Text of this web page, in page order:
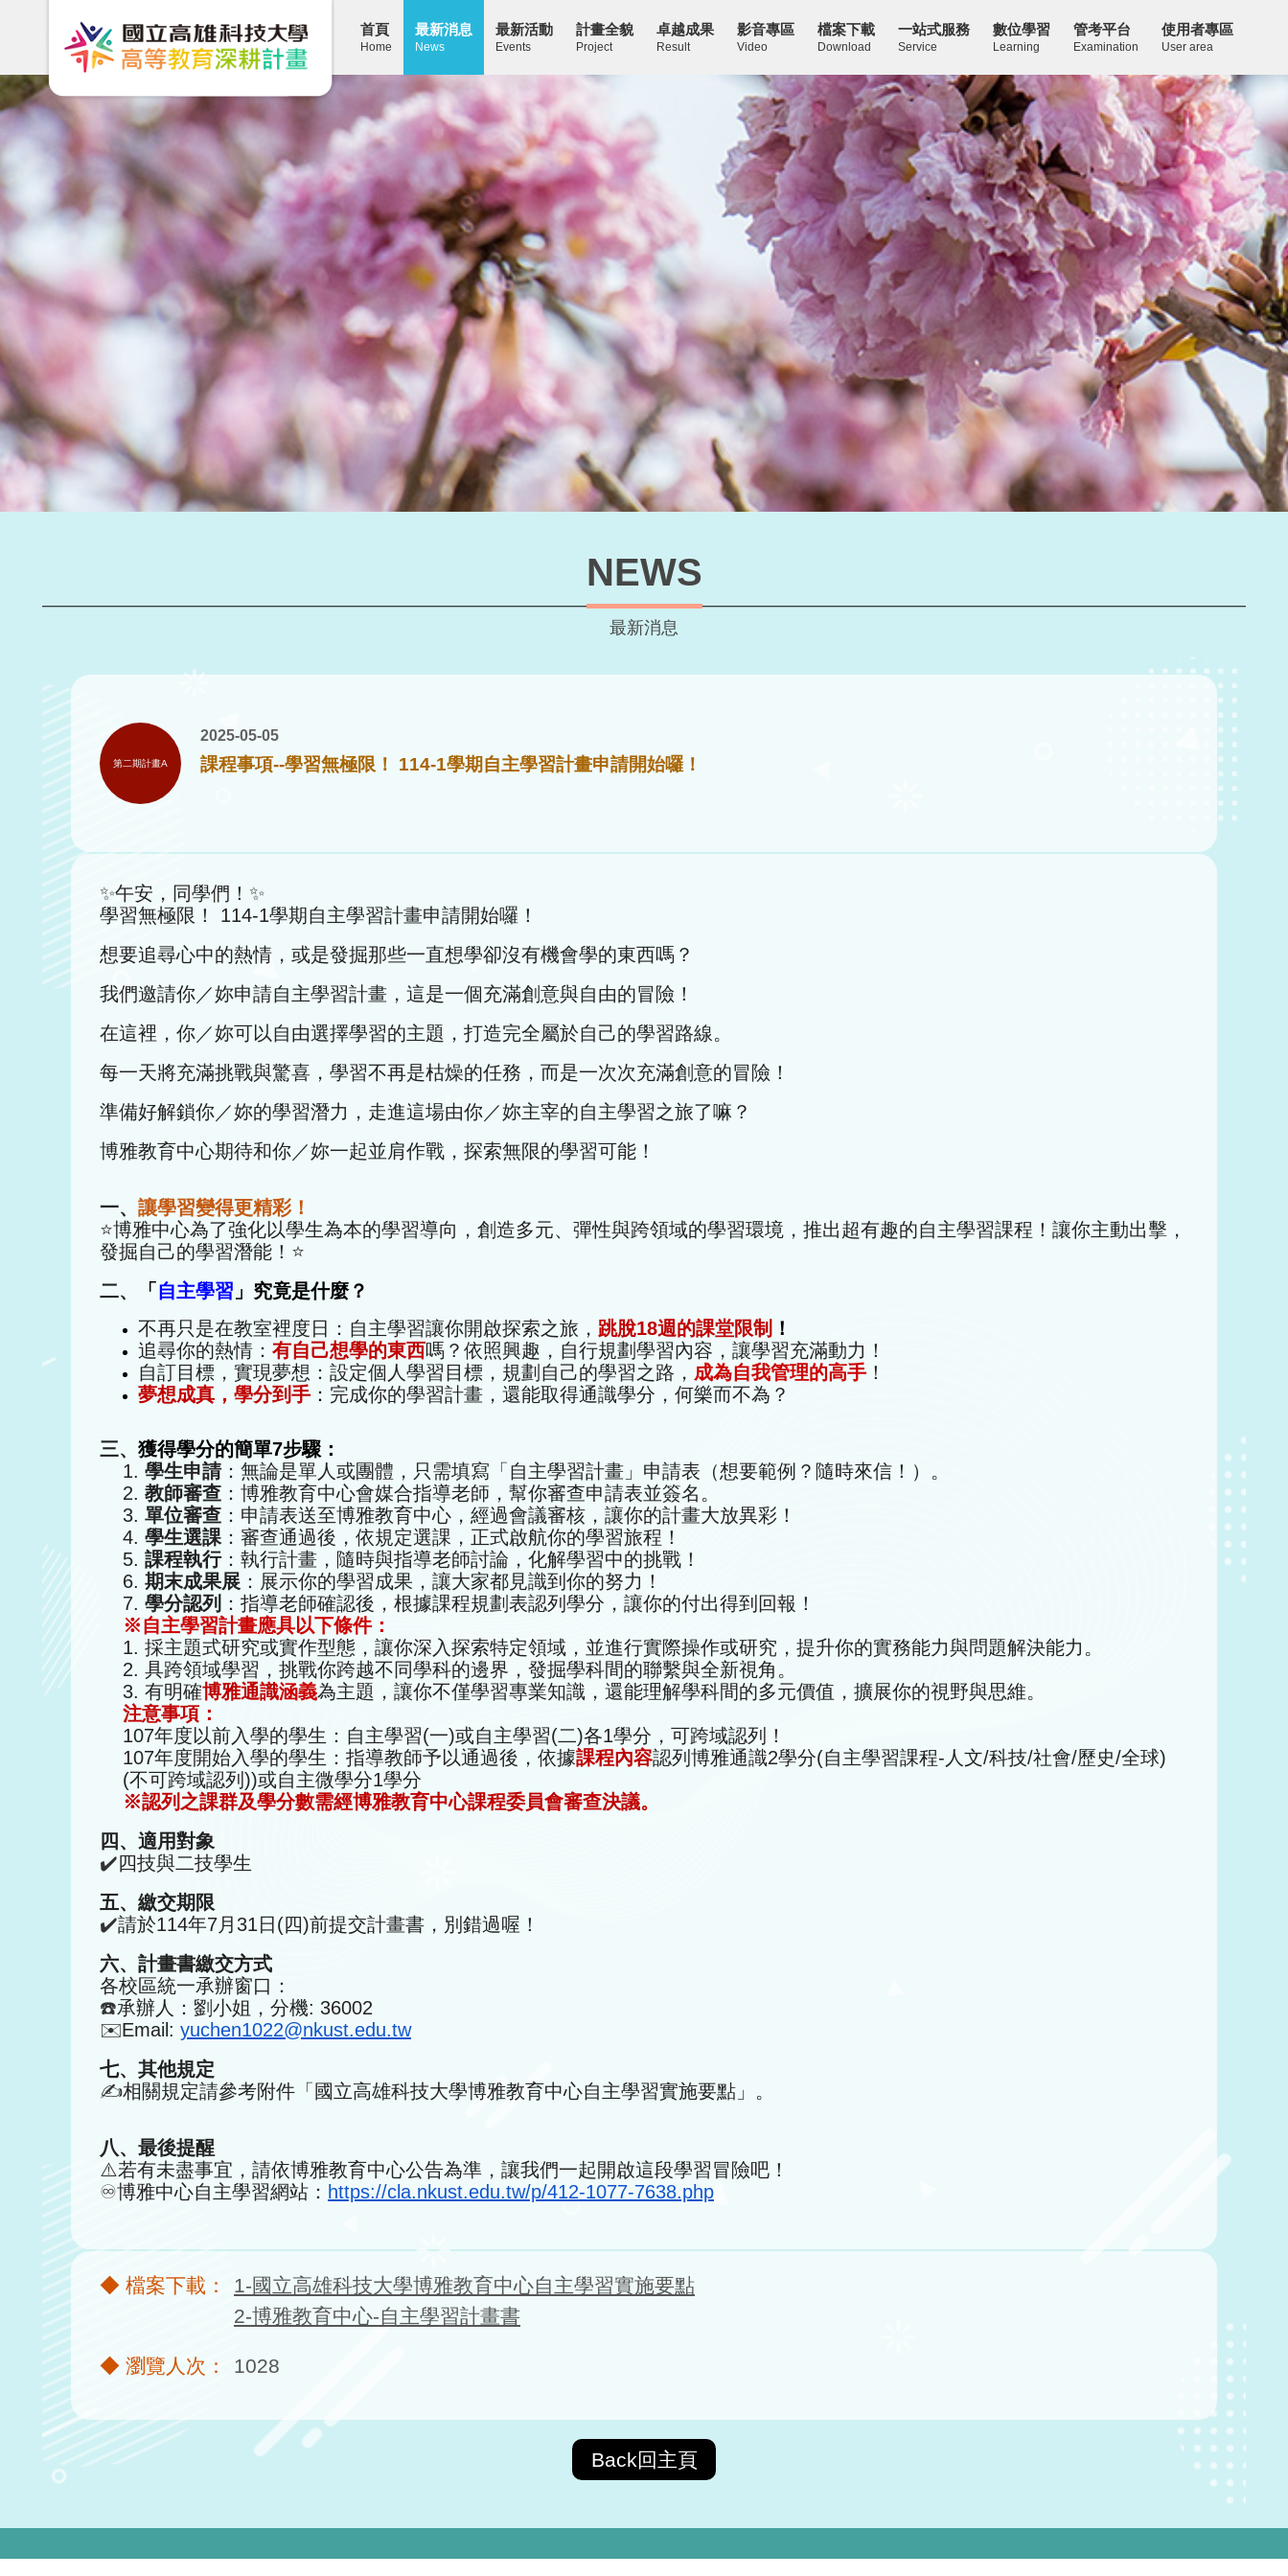
首頁
Home
最新消息
News
最新活動
Events
計畫全貌
Project
卓越成果
Result
影音專區
Video
檔案下載
Download
一站式服務
Service
數位學習
Learning
管考平台
Examination
使用者專區
User area
NEWS
最新消息
第二期計畫A
2025-05-05
課程事項--學習無極限！ 114-1學期自主學習計畫申請開始囉！
✨午安，同學們！ ✨
學習無極限！ 114-1學期自主學習計畫申請開始囉！
想要追尋心中的熱情，或是發掘那些一直想學卻沒有機會學的東西嗎？
我們邀請你／妳申請自主學習計畫，這是一個充滿創意與自由的冒險！
在這裡，你／妳可以自由選擇學習的主題，打造完全屬於自己的學習路線。
每一天將充滿挑戰與驚喜，學習不再是枯燥的任務，而是一次次充滿創意的冒險！
準備好解鎖你／妳的學習潛力，走進這場由你／妳主宰的自主學習之旅了嘛？
博雅教育中心期待和你／妳一起並肩作戰，探索無限的學習可能！
一、 讓學習變得更精彩！
⭐博雅中心為了強化以學生為本的學習導向，創造多元、彈性與跨領域的學習環境，推出超有趣的自主學習課程！讓你主動出擊，
發掘自己的學習潛能！ ⭐
二、
「 自主學習 」究竟是什麼？
不再只是在教室裡度日：自主學習讓你開啟探索之旅， 跳脫18週的課堂限制 ！
追尋你的熱情： 有自己想學的東西嗎？依照興趣，自行規劃學習內容，讓學習充滿動力！
自訂目標，實現夢想：設定個人學習目標，規劃自己的學習之路， 成為自我管理的高手 ！
夢想成真，學分到手 ： 完成你的學習計畫，還能取得通識學分，何樂而不為？
三、 獲得學分的簡單7步驟：
1. 學生申請：無論是單人或團體，只需填寫「自主學習計畫」申請表（想要範例？隨時來信！）。
2. 教師審查 ：博雅教育中心會媒合指導老師，幫你審查申請表並簽名。
3. 單位審查 ：申請表送至博雅教育中心，經過會議審核，讓你的計畫大放異彩！
4. 學生選課：審查通過後，依規定選課，正式啟航你的學習旅程！
5. 課程執行：執行計畫，隨時與指導老師討論，化解學習中的挑戰！
6. 期末成果展 ：展示你的學習成果，讓大家都見識到你的努力！
7. 學分認列 ：指導老師確認後，根據課程規劃表認列學分，讓你的付出得到回報！
※自主學習計畫應具以下條件：
1. 採主題式研究或實作型態，讓你深入探索特定領域，並進行實際操作或研究，提升你的實務能力與問題解決能力。
2. 具跨領域學習，挑戰你跨越不同學科的邊界，發掘學科間的聯繫與全新視角。
3. 有明確博雅通識涵義為主題，讓你不僅學習專業知識，還能理解學科間的多元價值，擴展你的視野與思維。
注意事項：
107年度以前入學的學生：自主學習(一)或自主學習(二)各1學分，可跨域認列！
107年度開始入學的學生：指導教師予以通過後，依據課程內容認列博雅通識2學分(自主學習課程-人文/科技/社會/歷史/全球)
(不可跨域認列))或自主微學分1學分
※認列之課群及學分數需經博雅教育中心課程委員會審查決議。
四、適用對象
✔️四技與二技學生
五、繳交期限
✔️請於114年7月31日(四)前提交計畫書，別錯過喔！
六、計畫書繳交方式
各校區統一承辦窗口：
☎️承辦人：劉小姐，分機: 36002
✉️Email: yuchen1022@nkust.edu.tw
七、其他規定
✍️相關規定請參考附件「國立高雄科技大學博雅教育中心自主學習實施要點」。
八、最後提醒
⚠️若有未盡事宜，請依博雅教育中心公告為準，讓我們一起開啟這段學習冒險吧！
♾️博雅中心自主學習網站： https://cla.nkust.edu.tw/p/412-1077-7638.php
1-國立高雄科技大學博雅教育中心自主學習實施要點
2-博雅教育中心-自主學習計畫書
1028
Back回主頁